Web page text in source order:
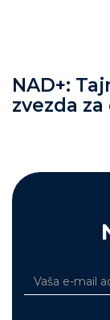
NAD+:
zvezda